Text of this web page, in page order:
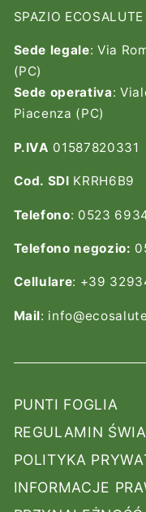
SPAZIO ECOSALUTE
Sede legale: Via
(PC)
Sede operativa:
Piacenza (PC)
P.IVA 01587820331
Cod. SDI KRRH6B9
Telefono: 0523
Telefono negozio:
Cellulare: +39
Mail:
PUNTI FOGLIA
REGULAMIN
POLITYKA
INFORMACJE